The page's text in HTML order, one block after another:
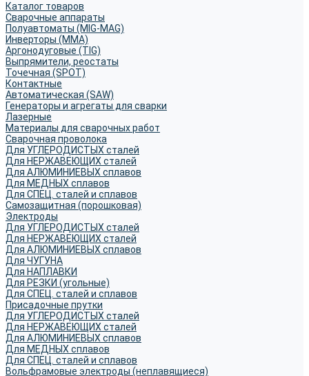
Каталог товаров
Сварочные аппараты
Полуавтоматы (MIG-MAG)
Инверторы (MMA)
Аргонодуговые (TIG)
Выпрямители, реостаты
Точечная (SPOT)
Контактные
Автоматическая (SAW)
Генераторы и агрегаты для сварки
Лазерные
Материалы для сварочных работ
Сварочная проволока
Для УГЛЕРОДИСТЫХ сталей
Для НЕРЖАВЕЮЩИХ сталей
Для АЛЮМИНИЕВЫХ сплавов
Для МЕДНЫХ сплавов
Для СПЕЦ. сталей и сплавов
Самозащитная (порошковая)
Электроды
Для УГЛЕРОДИСТЫХ сталей
Для НЕРЖАВЕЮЩИХ сталей
Для АЛЮМИНИЕВЫХ сплавов
Для ЧУГУНА
Для НАПЛАВКИ
Для РЕЗКИ (угольные)
Для СПЕЦ. сталей и сплавов
Присадочные прутки
Для УГЛЕРОДИСТЫХ сталей
Для НЕРЖАВЕЮЩИХ сталей
Для АЛЮМИНИЕВЫХ сплавов
Для МЕДНЫХ сплавов
Для СПЕЦ. сталей и сплавов
Вольфрамовые электроды (неплавящиеся)